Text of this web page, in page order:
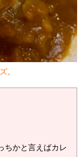
。
ちかと言えばカレ